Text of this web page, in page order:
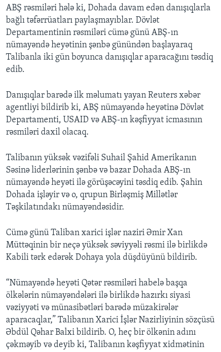
ABŞ rəsmiləri hələ ki, Dohada davam edən danışıqlarla
bağlı təfərrüatları paylaşmayıblar. Dövlət
Departamentinin rəsmiləri cümə günü ABŞ-ın
nümayəndə heyətinin şənbə günündən başlayaraq
Talibanla iki gün boyunca danışıqlar aparacağını təsdiq
edib.
Danışıqlar barədə ilk məlumatı yayan Reuters xəbər
agentliyi bildirib ki, ABŞ nümayəndə heyətinə Dövlət
Departamenti, USAID və ABŞ-ın kəşfiyyat icmasının
rəsmiləri daxil olacaq.
Talibanın yüksək vəzifəli Suhail Şahid Amerikanın
Səsinə liderlərinin şənbə və bazar Dohada ABŞ-ın
nümayəndə heyəti ilə görüşəcəyini təsdiq edib. Şahin
Dohada işləyir və o, qrupun Birləşmiş Millətlər
Təşkilatındakı nümayəndəsidir.
Cümə günü Taliban xarici işlər naziri Əmir Xan
Müttəqinin bir neçə yüksək səviyyəli rəsmi ilə birlikdə
Kabili tərk edərək Dohaya yola düşdüyünü bildirib.
“Nümayəndə heyəti Qətər rəsmiləri habelə başqa
ölkələrin nümayəndələri ilə birlikdə hazırkı siyasi
vəziyyəti və münasibətləri barədə müzakirələr
aparacaqlar,” Talibanın Xarici İşlər Nazirliyinin sözçüsü
Əbdül Qəhar Balxi bildirib. O, heç bir ölkənin adını
çəkməyib və deyib ki, Talibanın kəşfiyyat xidmətinin